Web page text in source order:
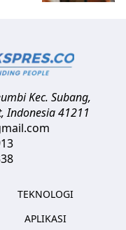
Kec. Subang,
,Indonesia41211
TEKNOLOGI
APLIKASI